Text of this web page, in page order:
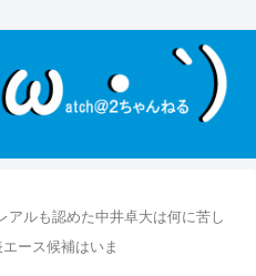
アルも認めた中井卓大は何に苦し
ース候補はいま